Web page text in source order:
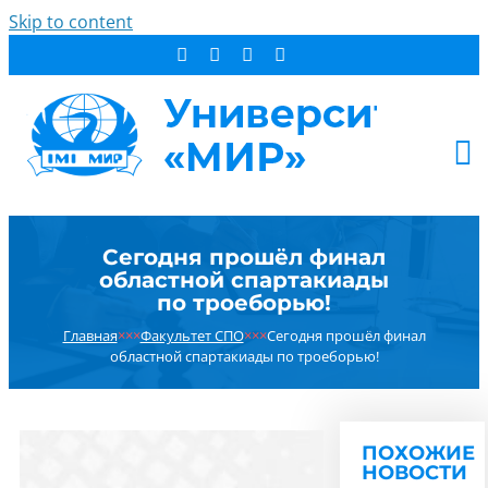
Skip to content
СТУДЕНТУ
ДОПОБРАЗОВАНИЕ
ОБ УНИВЕРСИТЕТЕ
Сегодня прошёл финал
областной спартакиады
по троеборью!
Главная×××Факультет СПО×××Сегодня прошёл финал
областной спартакиады по троеборью!
ПОХОЖИЕ
НОВОСТИ